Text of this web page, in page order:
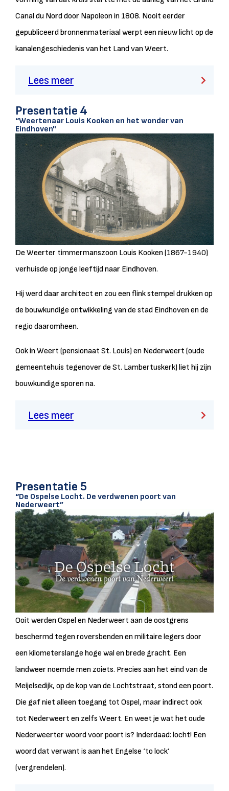
Canal du Nord door Napoleon in 1808. Nooit eerder
gepubliceerd bronnenmateriaal werpt een nieuw licht op de
kanalengeschiedenis van het Land van Weert.
Lees meer
Presentatie 4
“Weertenaar Louis Kooken en het wonder van
Eindhoven"
De Weerter timmermanszoon Louis Kooken (1867-1940)
verhuisde op jonge leeftijd naar Eindhoven.
Hij werd daar architect en zou een flink stempel drukken op
de bouwkundige ontwikkeling van de stad Eindhoven en de
regio daaromheen.
Ook in Weert (pensionaat St. Louis) en Nederweert (oude
gemeentehuis tegenover de St. Lambertuskerk) liet hij zijn
bouwkundige sporen na.
Lees meer
Presentatie 5
“De Ospelse Locht. De verdwenen poort van
Nederweert”
Ooit werden Ospel en Nederweert aan de oostgrens
beschermd tegen roversbenden en militaire legers door
een kilometerslange hoge wal en brede gracht. Een
landweer noemde men zoiets. Precies aan het eind van de
Meijelsedijk, op de kop van de Lochtstraat, stond een poort.
Die gaf niet alleen toegang tot Ospel, maar indirect ook
tot Nederweert en zelfs Weert. En weet je wat het oude
Nederweerter woord voor poort is? Inderdaad: locht! Een
woord dat verwant is aan het Engelse ‘to lock’
(vergrendelen).